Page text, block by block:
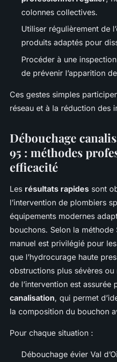
colonnes collectives.
Utiliser régulièrement de
produits adaptés pour
Procéder à une
de prévenir l’apparition
Ces gestes simples
réseau et à la réduction des
Débouchage
95 : méthodes
efficacité
Les résultats rapides sont
l’intervention de plombiers
équipements modernes
bouchons. Selon la
manuel est privilégié pour
que l’hydrocurage haute
obstructions plus sévères
de l’intervention est assurée
canalisation, qui permet
la composition du bouchon
Pour chaque situation :
Débouchage évier Val